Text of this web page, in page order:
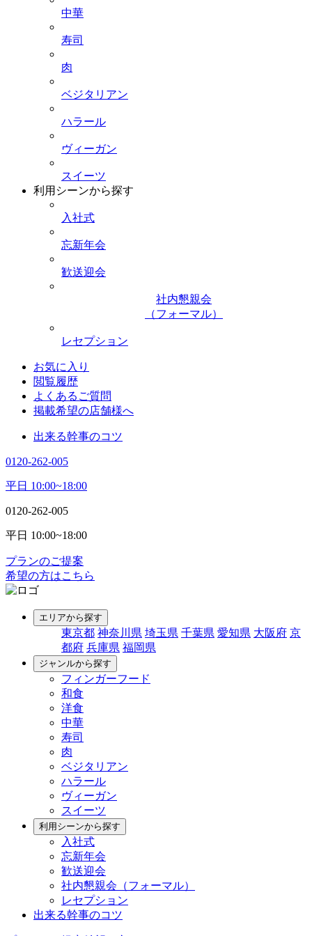
中華
寿司
肉
ベジタリアン
ハラール
ヴィーガン
スイーツ
利用シーンから探す
入社式
忘新年会
歓送迎会
社内懇親会
（フォーマル）
レセプション
お気に入り
閲覧履歴
よくあるご質問
掲載希望の店舗様へ
出来る幹事のコツ
0120-262-005
平日 10:00~18:00
0120-262-005
平日 10:00~18:00
プランのご提案
希望の方はこちら
エリアから探す
東京都 神奈川県 埼玉県 千葉県 愛知県 大阪府 京
都府 兵庫県 福岡県
ジャンルから探す
フィンガーフード
和食
洋食
中華
寿司
肉
ベジタリアン
ハラール
ヴィーガン
スイーツ
利用シーンから探す
入社式
忘新年会
歓送迎会
社内懇親会（フォーマル）
レセプション
出来る幹事のコツ